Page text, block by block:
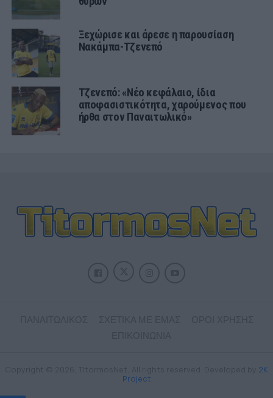
Ξεχώρισε και άρεσε η παρουσίαση
Νακάμπα-Τζενεπό
Τζενεπό: «Νέο κεφάλαιο, ίδια
αποφασιστικότητα, χαρούμενος που
ήρθα στον Παναιτωλικό»
2K
Project